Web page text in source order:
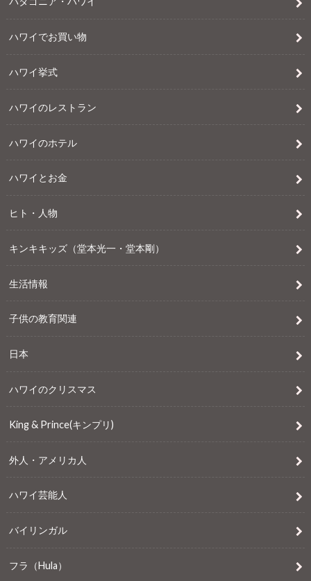
ハワイでお買い物
ハワイ挙式
ハワイのレストラン
ハワイのホテル
ハワイとお金
ヒト・人物
キンキキッズ（堂本光一・堂本剛）
生活情報
子供の教育関連
日本
ハワイのクリスマス
King & Prince(キンプリ)
外人・アメリカ人
ハワイ芸能人
バイリンガル
フラ（Hula）